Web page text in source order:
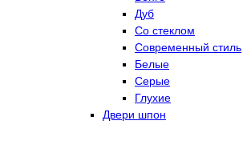
Дуб
Со стеклом
Современный стиль
Белые
Серые
Глухие
Двери шпон